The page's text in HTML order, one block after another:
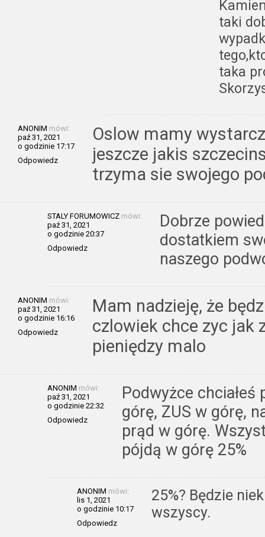
taki
taka
ANONIM mówi:
paź 31, 2021
o godzinie 17:17
Odpowiedz
Oslow mamy
jeszcze jakis
trzyma sie swojego
STALY FORUMOWICZ mówi:
paź 31, 2021
o godzinie 20:37
Odpowiedz
Dobrze
dostatkiem
naszego
ANONIM mówi:
paź 31, 2021
o godzinie 16:16
Odpowiedz
Mam nadzieję, że
czlowiek chce zyc jak
pieniędzy malo
ANONIM mówi:
paź 31, 2021
o godzinie 22:32
Odpowiedz
Podwyżce
górę, ZUS w górę,
prąd w górę.
pójdą w górę 25%
ANONIM mówi:
lis 1, 2021
o godzinie 10:17
Odpowiedz
25%? Będzie
wszyscy.